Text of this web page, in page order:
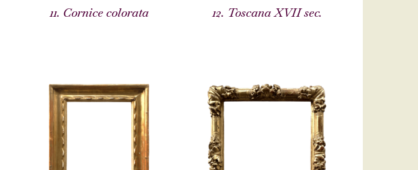
11. Cornice colorata 12. Toscana XVII sec.